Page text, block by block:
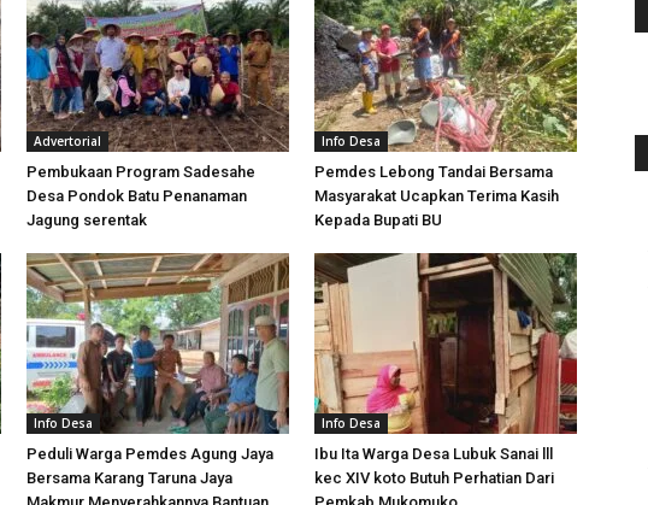
Advertorial
Pembukaan Program Sadesahe
Desa Pondok Batu Penanaman
Jagung serentak
Info Desa
Pemdes Lebong Tandai Bersama
Masyarakat Ucapkan Terima Kasih
Kepada Bupati BU
Info Desa
Peduli Warga Pemdes Agung Jaya
Bersama Karang Taruna Jaya
Info Desa
Ibu Ita Warga Desa Lubuk Sanai lll
kec XIV koto Butuh Perhatian Dari